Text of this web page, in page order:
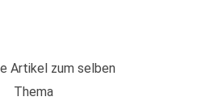
Artikel zum selben
Thema